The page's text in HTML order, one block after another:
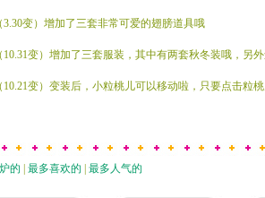
3.30变）增加了三套非常可爱的翅膀道具哦
10.31变）增加了三套服装，其中有两套秋冬装哦，另
10.21变）变装后，小粒桃儿可以移动啦，只要点击粒
的 最多喜欢的 最多人气的